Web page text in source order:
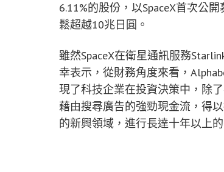
6.11%的股份，以SpaceX首次公
鬆超越10兆日圓。
雖然SpaceX在衛星通訊服務
幸表示，從財務角度來看，
現了科技企業在投資決策中，除
藉由搜尋廣告的強勁現金流，得
的新興領域，進行長達十年以上